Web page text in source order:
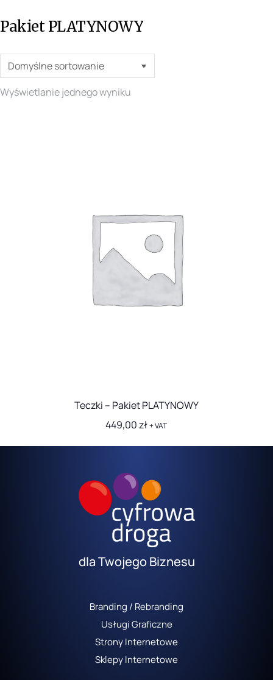
Pakiet PLATYNOWY
Wyświetlanie jednego wyniku
Teczki – Pakiet PLATYNOWY
449,00zł+ VAT
dla Twojego Biznesu
Branding / Rebranding
Usługi Graficzne
Strony Internetowe
Sklepy Internetowe